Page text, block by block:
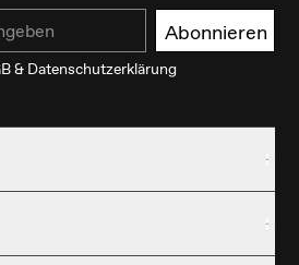
Abonnieren
& Datenschutzerklärung